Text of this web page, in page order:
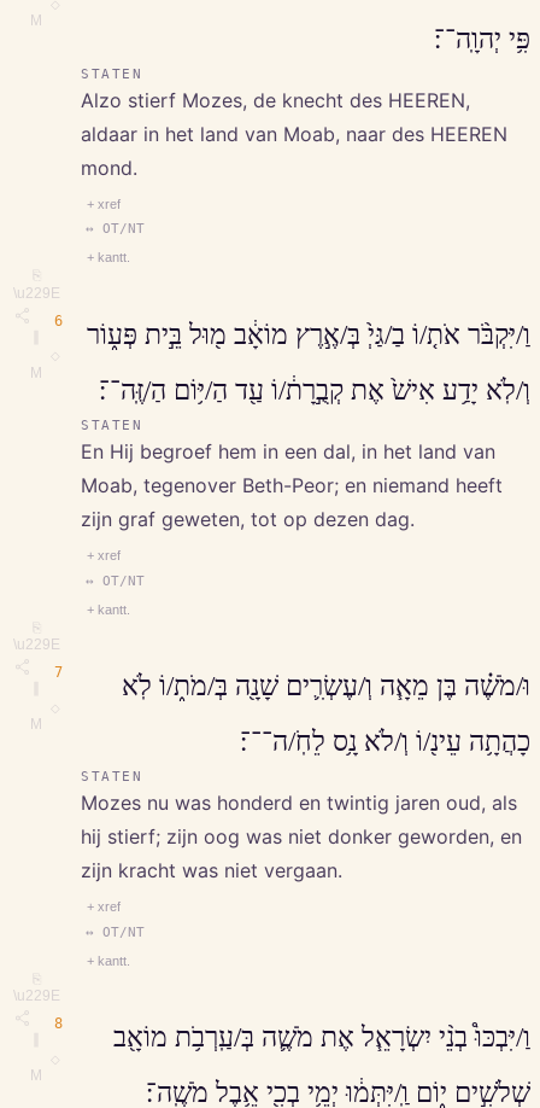
M
⎘
\u229E
M
פִּ֥י יְהוָֽה־־׃
STATEN
Alzo stierf Mozes, de knecht des HEEREN,
aldaar in het land van Moab, naar des HEEREN
mond.
+ xref
↔ OT/NT
+ kantt.
6
⎘
\u229E
M
וַ/יִּקְבֹּ֨ר אֹת֤/וֹ בַ/גַּיְ֙ בְּ/אֶ֣רֶץ מוֹאָ֔ב מ֖וּל בֵּ֣ית פְּע֑וֹר
וְ/לֹֽא יָדַ֥ע אִישׁ֙ אֶת קְבֻ֣רָת֔/וֹ עַ֖ד הַ/יּ֥וֹם הַ/זֶּֽה־־׃
STATEN
En Hij begroef hem in een dal, in het land van
Moab, tegenover Beth-Peor; en niemand heeft
zijn graf geweten, tot op dezen dag.
+ xref
↔ OT/NT
+ kantt.
7
⎘
\u229E
M
וּ/מֹשֶׁ֗ה בֶּן מֵאָ֧ה וְ/עֶשְׂרִ֛ים שָׁנָ֖ה בְּ/מֹת֑/וֹ לֹֽא
כָהֲתָ֥ה עֵינ֖/וֹ וְ/לֹא נָ֥ס לֵחֹֽ/ה־־־׃
STATEN
Mozes nu was honderd en twintig jaren oud, als
hij stierf; zijn oog was niet donker geworden, en
zijn kracht was niet vergaan.
+ xref
↔ OT/NT
+ kantt.
8
וַ/יִּבְכּוּ֩ בְנֵ֨י יִשְׂרָאֵ֧ל אֶת מֹשֶׁ֛ה בְּ/עַֽרְבֹ֥ת מוֹאָ֖ב
שְׁלֹשִׁ֣ים י֑וֹם וַֽ/יִּתְּמ֔וּ יְמֵ֥י בְכִ֖י אֵ֥בֶל מֹשֶֽׁה־׃